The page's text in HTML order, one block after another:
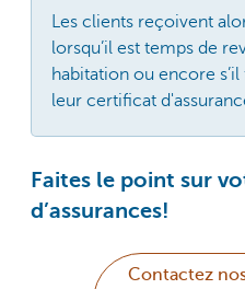
Les clients reçoivent
lorsqu’il est temps de
habitation ou encore
leur certificat
Faites le point sur
d’assurances!
Contactez